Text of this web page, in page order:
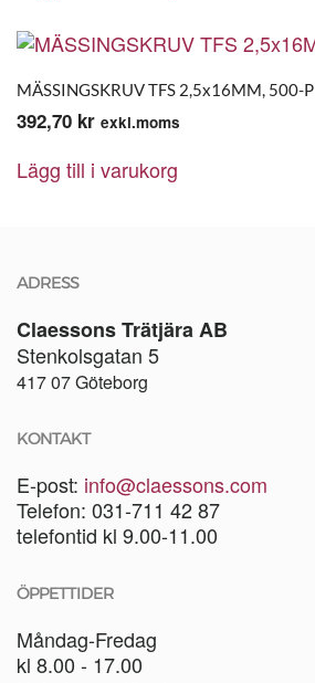
MÄSSINGSKRUV TFS 2,5x16MM, 500-P
392,70 kr exkl.moms
Lägg till i varukorg
ADRESS
Claessons Trätjära AB
Stenkolsgatan 5
417 07 Göteborg
KONTAKT
E-post: info@claessons.com
Telefon: 031-711 42 87
telefontid kl 9.00-11.00
ÖPPETTIDER
Måndag-Fredag
kl 8.00 - 17.00